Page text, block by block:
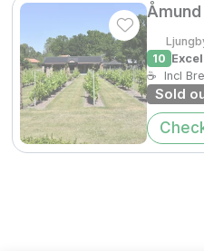
Malmö
Hela Norge
Oslo
10
☕
Incl
Sold
Gift Vouchers
Registrera ditt hotell